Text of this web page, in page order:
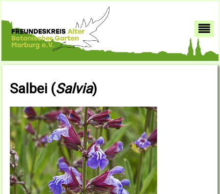
Salbei (Salvia)